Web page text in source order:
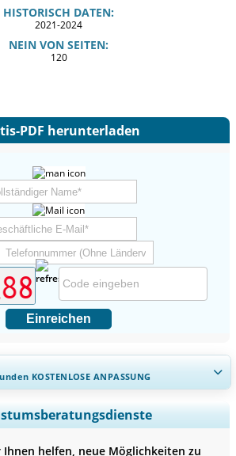
HISTORISCH DATEN:
2021-2024
NEIN VON SEITEN:
120
PDF herunterladen
Einreichen
KOSTENLOSE ANPASSUNG
Abdeckung erweitern,
Unternehmensprofile, Wettbewerbs-
helfen, neue Möglichkeiten zu